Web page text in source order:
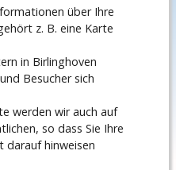
über Ihre
z. B. eine Karte
in Birlinghoven
Besucher sich
werden wir auch auf
so dass Sie Ihre
darauf hinweisen